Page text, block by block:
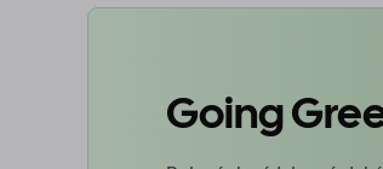
Going